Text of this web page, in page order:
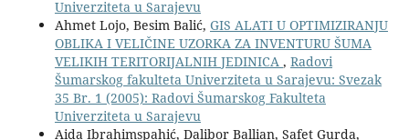
Univerziteta u Sarajevu
Ahmet Lojo, Besim Balić, GIS ALATI U OPTIMIZIRANJU
OBLIKA I VELIČINE UZORKA ZA INVENTURU ŠUMA
VELIKIH TERITORIJALNIH JEDINICA , Radovi
Šumarskog fakulteta Univerziteta u Sarajevu: Svezak
35 Br. 1 (2005): Radovi Šumarskog Fakulteta
Univerziteta u Sarajevu
Aida Ibrahimspahić, Dalibor Ballian, Safet Gurda,